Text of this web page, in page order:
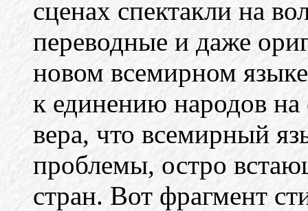
сценах спектакли на
переводные и даже
новом всемирном
к единению народов на
вера, что всемирный
проблемы, остро
стран. Вот фрагмент